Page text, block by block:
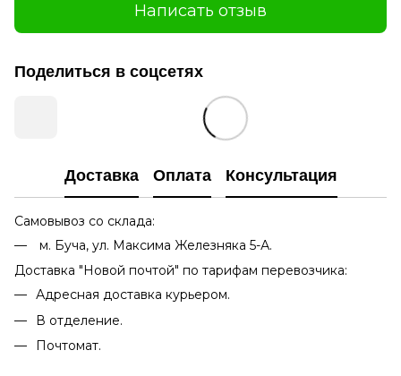
Написать отзыв
Поделиться в соцсетях
Доставка Оплата Консультация
Самовывоз со склада:
м. Буча, ул. Максима Железняка 5-А.
Доставка "Новой почтой" по тарифам перевозчика:
Адресная доставка курьером.
В отделение.
Почтомат.